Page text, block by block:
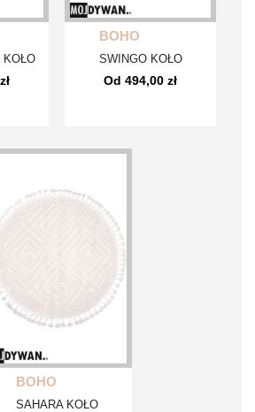
KOŁO
BOHO
SWINGO KOŁO
Od 494,00 zł
BOHO
SAHARA KOŁO